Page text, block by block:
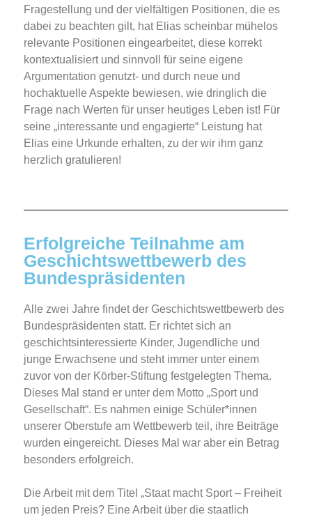
Fragestellung und der vielfältigen Positionen, die es
dabei zu beachten gilt, hat Elias scheinbar mühelos
relevante Positionen eingearbeitet, diese korrekt
kontextualisiert und sinnvoll für seine eigene
Argumentation genutzt- und durch neue und
hochaktuelle Aspekte bewiesen, wie dringlich die
Frage nach Werten für unser heutiges Leben ist! Für
seine „interessante und engagierte“ Leistung hat
Elias eine Urkunde erhalten, zu der wir ihm ganz
herzlich gratulieren!
Erfolgreiche Teilnahme am
Geschichtswettbewerb des
Bundespräsidenten
Alle zwei Jahre findet der Geschichtswettbewerb des
Bundespräsidenten statt. Er richtet sich an
geschichtsinteressierte Kinder, Jugendliche und
junge Erwachsene und steht immer unter einem
zuvor von der Körber-Stiftung festgelegten Thema.
Dieses Mal stand er unter dem Motto „Sport und
Gesellschaft“. Es nahmen einige Schüler*innen
unserer Oberstufe am Wettbewerb teil, ihre Beiträge
wurden eingereicht. Dieses Mal war aber ein Betrag
besonders erfolgreich.
Die Arbeit mit dem Titel „Staat macht Sport – Freiheit
um jeden Preis? Eine Arbeit über die staatlich